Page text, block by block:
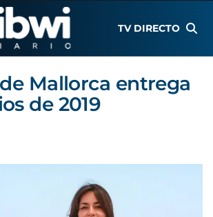
TV DIRECTO
Mallorca entrega
de 2019